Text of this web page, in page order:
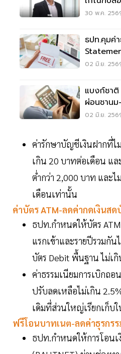
‘Virtual
30 พ.ค.
ธปท.คุมค่
ATM เริ่ม
02 มิ.ย.
แบงก์ชา
ผ่อนชานม
เสียพุ่ง
02 มิ.ย.
ค่ารักษาบัญชีเงินฝากที่ไ
เกิน 20 บาทต่อเดือน แ
ต่ำกว่า 2,000 บาท และ
เดือนเท่านั้น
ค่าบัตร ATM-ลดค่ากดเงินสด
ธปท.กำหนดให้บัตร
แรกเข้าและรายปีรวมกั
บัตร Debit พื้นฐาน ไม่เ
ค่าธรรมเนียมการเบิกถอ
ปรับลดเหลือไม่เกิน
เดิมที่ส่วนใหญ่เรียกเก็บ
ฟรีโอนบาทเนต-ลดค่าธุรกร
ธปท.กำหนดให้การโอน